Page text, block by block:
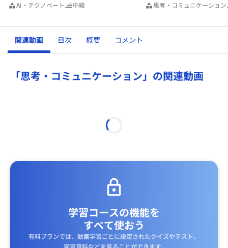
AI・テクノベート 中級 思考・コミュニケーション
関連動画 目次 概要 コメント
「思考・コミュニケーション」の関連動画
学習コースの機能を
すべて使おう
有料プランでは、動画学習ごとに設定されたクイズやテスト、